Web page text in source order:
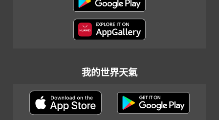
我的世界天氣